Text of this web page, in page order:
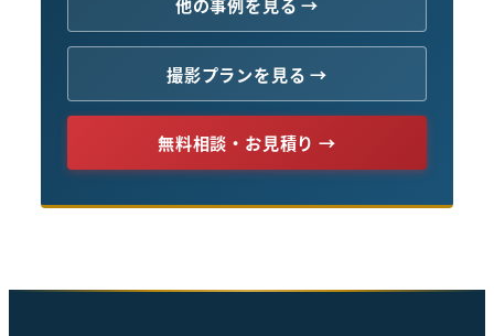
撮影プランを見る →
無料相談・お見積り →